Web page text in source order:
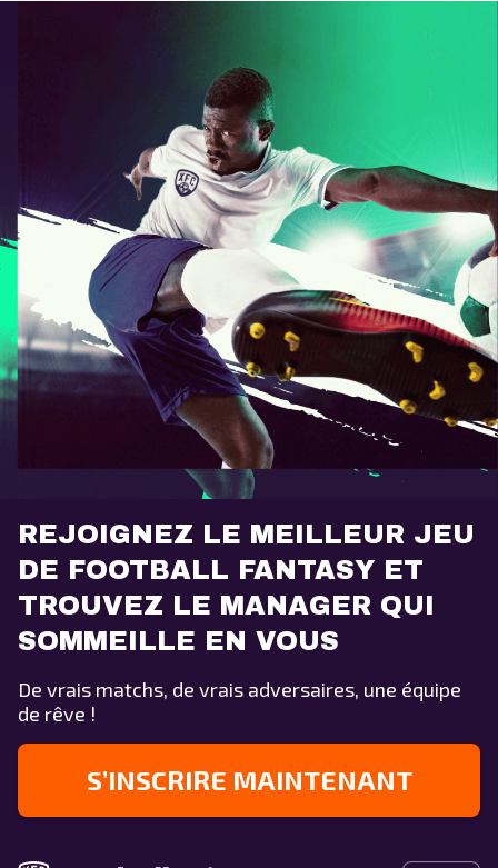
REJOIGNEZ LE MEILLEUR JEU
DE FOOTBALL FANTASY ET
TROUVEZ LE MANAGER QUI
SOMMEILLE EN VOUS
De vrais matchs, de vrais adversaires, une équipe
de rêve !
S’INSCRIRE MAINTENANT